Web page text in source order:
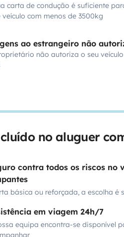
carta de condução é suficiente
veículo com menos de 3500kg
ao estrangeiro não
não autoriza o seu
no aluguer
contra todos os riscos no
básica ou reforçada, a escolha é
em viagem 24h/7
equipa encontra-se disponível